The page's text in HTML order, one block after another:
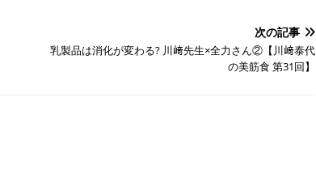
次の記事
乳製品は消化が変わる? 川﨑先生×全力さん②【川﨑泰代
の美筋食 第31回】